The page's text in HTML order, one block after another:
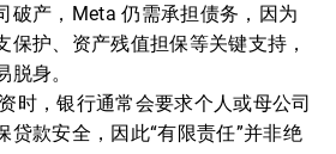
破产，Meta 仍需承担债务，因为
保护、资产残值担保等关键支持，
身。
时，银行通常会要求个人或母公司
贷款安全，因此“有限责任”并非绝